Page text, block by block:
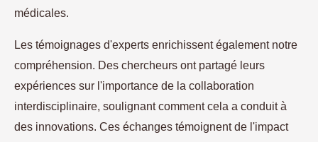
médicales.
Les témoignages d'experts enrichissent également notre
compréhension. Des chercheurs ont partagé leurs
expériences sur l'importance de la collaboration
interdisciplinaire, soulignant comment cela a conduit à
des innovations. Ces échanges témoignent de l'impact